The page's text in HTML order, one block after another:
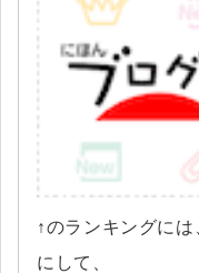
↑のランキングに
にして、